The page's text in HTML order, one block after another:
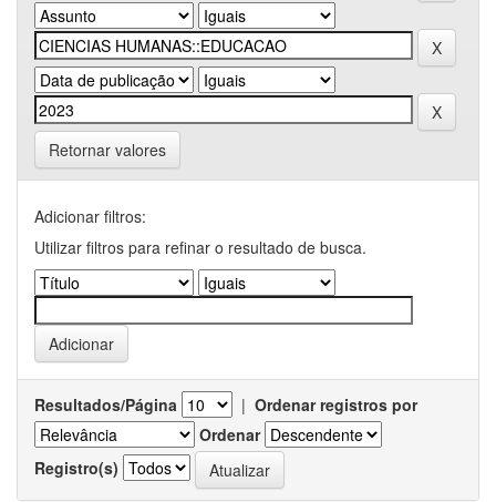
Retornar valores
Adicionar filtros:
Utilizar filtros para refinar o resultado de busca.
Resultados/Página | Ordenar registros por
Ordenar
Registro(s)